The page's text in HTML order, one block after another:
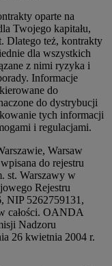
oparte na
Twojego kapitału,
Dlatego też, kontrakty
dla wszystkich
z nimi ryzyka i
Informacje
do
do dystrybucji
tych informacji
i regulacjami.
Warsaw
do rejestru
st. Warszawy w
Rejestru
NIP 5262759131,
całości. OANDA
Nadzoru
26 kwietnia 2004 r.